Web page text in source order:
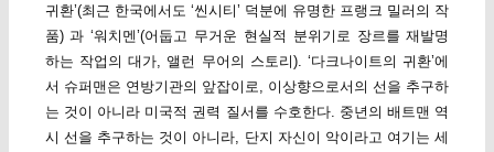
귀환’(최근 한국에서도 ‘씬시티’ 덕분에 유명한 프랭크 밀러의 작
품) 과 ‘워치멘’(어둡고 무거운 현실적 분위기로 장르를 재발명
하는 작업의 대가, 앨런 무어의 스토리). ‘다크나이트의 귀환’에
서 슈퍼맨은 연방기관의 앞잡이로, 이상향으로서의 선을 추구하
는 것이 아니라 미국적 권력 질서를 수호한다. 중년의 배트맨 역
시 선을 추구하는 것이 아니라, 단지 자신이 악이라고 여기는 세